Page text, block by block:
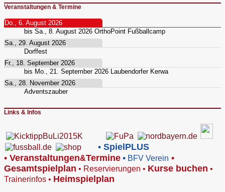
Veranstaltungen & Termine
Do., 6. August 2026
bis Sa., 8. August 2026 OrthoPoint Fußballcamp
Sa., 29. August 2026
Dorffest
Fr., 18. September 2026
bis Mo., 21. September 2026
Laubendorfer Kerwa
Sa., 28. November 2026
Adventszauber
Links & Infos
• SpielPLUS
• Veranstaltungen&Termine • BFV Verein •
Gesamtspielplan • Reservierungen • Kurse buchen •
Trainerinfos • Heimspielplan